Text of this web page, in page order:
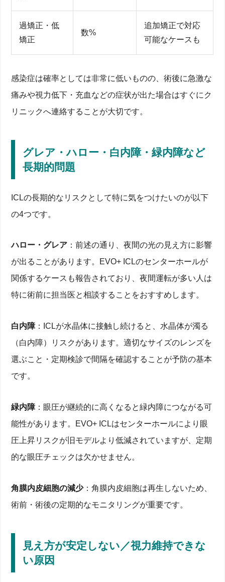
過矯正・低
矯正
数%
追加矯正で対応
可能なケースも
感染症は確率としては非常に低いものの、術後に急激な
痛みや視力低下・充血などの症状が出た場合はすぐにク
リニックへ連絡することが大切です。
グレア・ハロー・白内障・緑内障など
長期的問題
ICLの長期的なリスクとして特に気をつけたいのが以下
の4つです。
ハロー・グレア ：前述の通り、夜間の光の見え方に影響
が出ることがあります。EVO+ ICLのセンターホールが
関係するケースも報告されており、夜間運転が多い人は
特に術前に担当医と相談することをおすすめします。
白内障：ICLが水晶体に接触し続けると、水晶体が濁る
（白内障）リスクがあります。適切なサイズのレンズを
選ぶこと・定期検診で間隔を確認することが予防の基本
です。
緑内障：眼圧が継続的に高くなると緑内障につながる可
能性があります。EVO+ ICLはセンターホールにより眼
圧上昇リスクが旧モデルより低減されていますが、定期
的な眼圧チェックは欠かせません。
角膜内皮細胞の減少：角膜内皮細胞は再生しないため、
術前・術後の定期的なモニタリングが重要です。
見え方が安定しない／視力維持できな
い原因